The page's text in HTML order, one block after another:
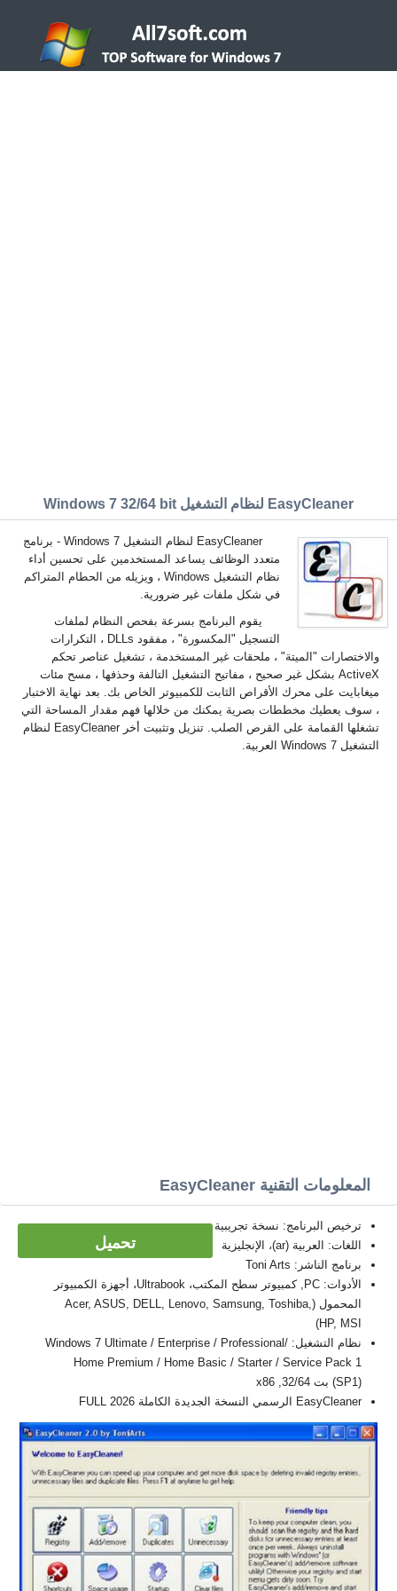
EasyCleaner لنظام التشغيل Windows 7 32/64 bit
EasyCleaner لنظام التشغيل Windows 7 - برنامج
متعدد الوظائف يساعد المستخدمين على تحسين أداء
نظام التشغيل Windows ، ويزيله من الحطام المتراكم
في شكل ملفات غير ضرورية.
يقوم البرنامج بسرعة بفحص النظام لملفات
التسجيل "المكسورة" ، مفقود DLLs ، التكرارات
والاختصارات "الميتة" ، ملحقات غير المستخدمة ، تشغيل عناصر تحكم
ActiveX بشكل غير صحيح ، مفاتيح التشغيل التالفة وحذفها ، مسح مئات
ميغابايت على محرك الأقراص الثابت للكمبيوتر الخاص بك. بعد نهاية الاختبار
، سوف يعطيك مخططات بصرية يمكنك من خلالها فهم مقدار المساحة التي
تشغلها القمامة على القرص الصلب. تنزيل وتثبيت أخر EasyCleaner لنظام
التشغيل Windows 7 العربية.
المعلومات التقنية EasyCleaner
تحميل
ترخيص البرنامج: نسخة تجريبية
اللغات: العربية (ar)، الإنجليزية
برنامج الناشر: Toni Arts
الأدوات: PC, كمبيوتر سطح المكتب، Ultrabook، أجهزة الكمبيوتر
المحمول (Acer, ASUS, DELL, Lenovo, Samsung, Toshiba,
HP, MSI)
نظام التشغيل: Windows 7 Ultimate / Enterprise / Professional/
Home Premium / Home Basic / Starter / Service Pack 1
(SP1) بت 32/64, x86
EasyCleaner الرسمي النسخة الجديدة الكاملة FULL 2026